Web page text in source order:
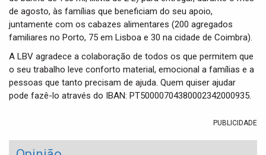
de agosto, às famílias que beneficiam do seu apoio,
juntamente com os cabazes alimentares (200 agregados
familiares no Porto, 75 em Lisboa e 30 na cidade de Coimbra).
A LBV agradece a colaboração de todos os que permitem que
o seu trabalho leve conforto material, emocional a famílias e a
pessoas que tanto precisam de ajuda. Quem quiser ajudar
pode fazê-lo através do IBAN: PT50000704380002342000935.
PUBLICIDADE